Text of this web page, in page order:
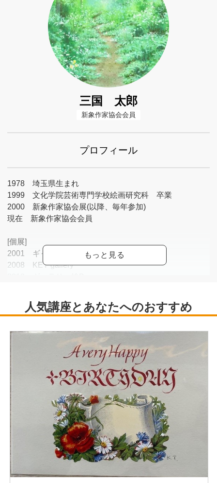
三国 太郎
新象作家協会会員
プロフィール
1978 埼玉県生まれ
1999 文化学院芸術専門学校絵画研究科 卒業
2000 新象作家協会展(以降、毎年参加)
現在 新象作家協会会員
[個展]
2001 ギャラリーモテキ
2008 KEY gallery
2015 ギャラリー檜plus
国内外多数